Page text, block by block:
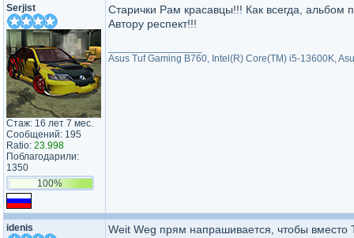
Serjist
Стаж: 16 лет 7 мес.
Сообщений: 195
Ratio: 23.998
Поблагодарили:
1350
100%
Старички Рам красавцы!!! Как всегда, альбом
Автору респект!!!
Asus Tuf Gaming B760, Intel(R) Core(TM) i5-13600K,
idenis Weit Weg прям напрашивается, чтобы вместо